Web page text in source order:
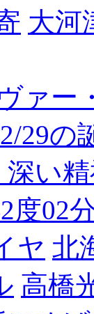
大河
ァ
29の
い
度02
ヤ 北
高橋